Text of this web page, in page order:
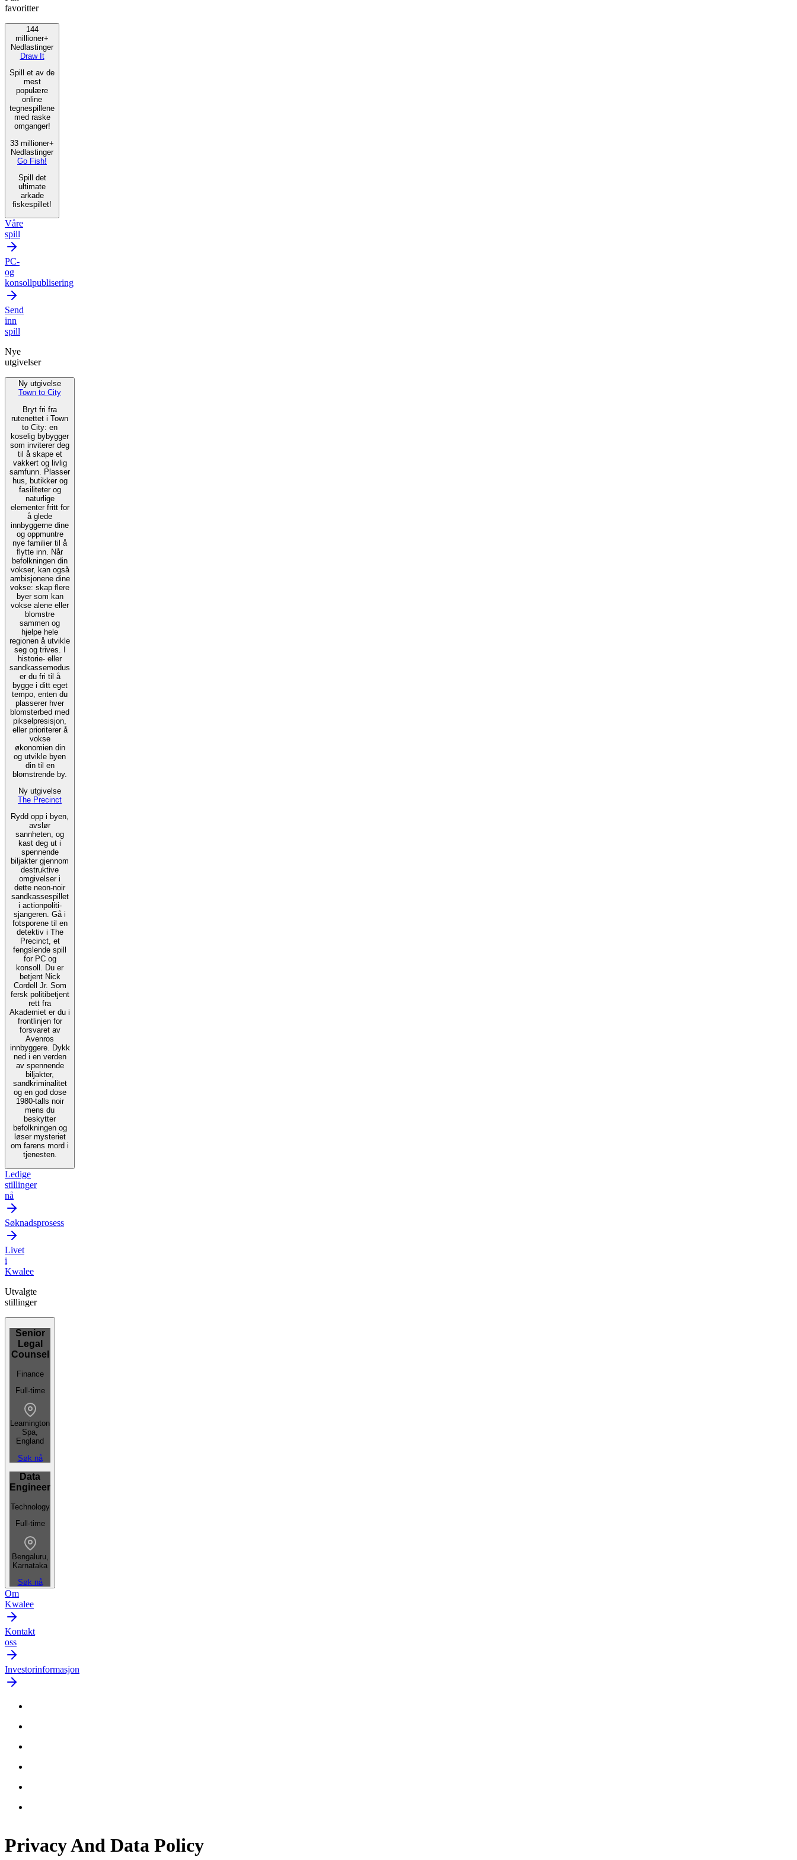
favoritter
144
millioner+
Nedlastinger
Draw It
Spill et av de
mest
populære
online
tegnespillene
med raske
omganger!
33 millioner+
Nedlastinger
Go Fish!
Spill det
ultimate
arkade
fiskespillet!
Våre
spill
PC-
og
konsollpublisering
Send
inn
spill
Nye
utgivelser
Ny utgivelse
Town to City
Bryt fri fra
rutenettet i Town
to City: en
koselig bybygger
som inviterer deg
til å skape et
vakkert og livlig
samfunn. Plasser
hus, butikker og
fasiliteter og
naturlige
elementer fritt for
å glede
innbyggerne dine
og oppmuntre
nye familier til å
flytte inn. Når
befolkningen din
vokser, kan også
ambisjonene dine
vokse: skap flere
byer som kan
vokse alene eller
blomstre
sammen og
hjelpe hele
regionen å utvikle
seg og trives. I
historie- eller
sandkassemodus
er du fri til å
bygge i ditt eget
tempo, enten du
plasserer hver
blomsterbed med
pikselpresisjon,
eller prioriterer å
vokse
økonomien din
og utvikle byen
din til en
blomstrende by.
Ny utgivelse
The Precinct
Rydd opp i byen,
avslør
sannheten, og
kast deg ut i
spennende
biljakter gjennom
destruktive
omgivelser i
dette neon-noir
sandkassespillet
i actionpoliti-
sjangeren. Gå i
fotsporene til en
detektiv i The
Precinct, et
fengslende spill
for PC og
konsoll. Du er
betjent Nick
Cordell Jr. Som
fersk politibetjent
rett fra
Akademiet er du i
frontlinjen for
forsvaret av
Avenros
innbyggere. Dykk
ned i en verden
av spennende
biljakter,
sandkriminalitet
og en god dose
1980-talls noir
mens du
beskytter
befolkningen og
løser mysteriet
om farens mord i
tjenesten.
Ledige
stillinger
nå
Søknadsprosess
Livet
i
Kwalee
Utvalgte
stillinger
Senior
Legal
Counsel
Finance
Full-time
Leamington
Spa,
England
Søk nå
Data
Engineer
Technology
Full-time
Bengaluru,
Karnataka
Søk nå
Om
Kwalee
Kontakt
oss
Investorinformasjon
Privacy And Data Policy